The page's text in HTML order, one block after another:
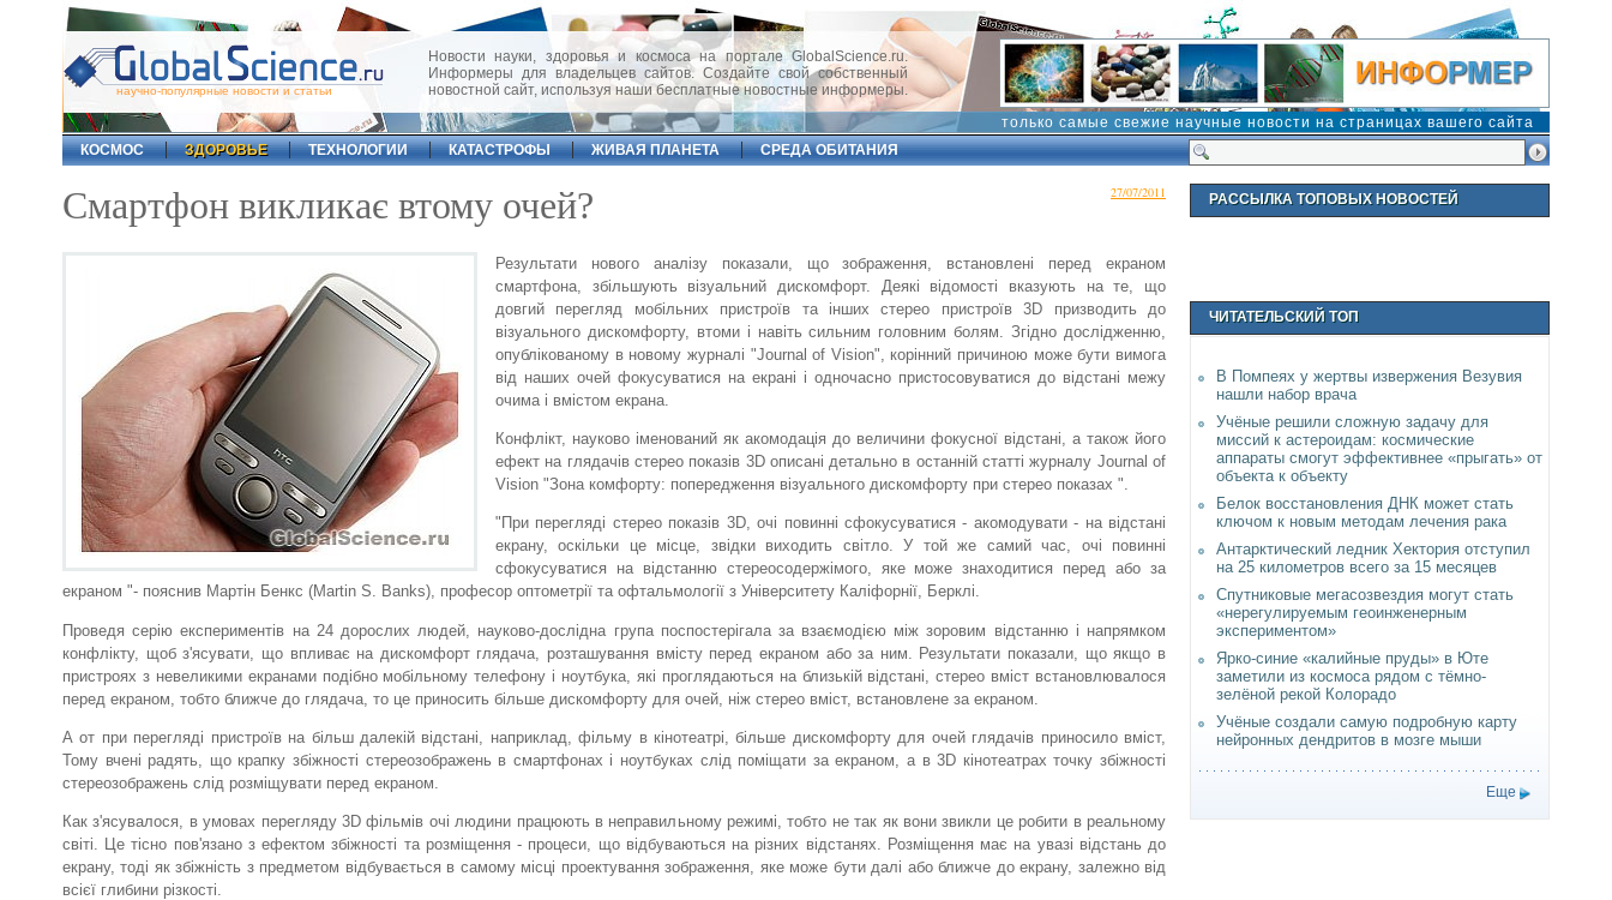
научно-популярные новости и статьи
Новости науки, здоровья и космоса на портале GlobalScience.ru.
Информеры для владельцев сайтов. Создайте свой собственный
новостной сайт, используя наши бесплатные новостные информеры.
только самые свежие научные новости на страницах вашего сайта
КОСМОС
ЗДОРОВЬЕ ТЕХНОЛОГИИ КАТАСТРОФЫ ЖИВАЯ ПЛАНЕТА СРЕДА ОБИТАНИЯ
27/07/2011
Смартфон викликає втому очей?
Результати нового аналізу показали, що зображення, встановлені перед екраном
смартфона, збільшують візуальний дискомфорт. Деякі відомості вказують на те, що
довгий перегляд мобільних пристроїв та інших стерео пристроїв 3D призводить до
візуального дискомфорту, втоми і навіть сильним головним болям. Згідно дослідженню,
опублікованому в новому журналі "Journal of Vision", корінний причиною може бути вимога
від наших очей фокусуватися на екрані і одночасно пристосовуватися до відстані межу
очима і вмістом екрана.
Конфлікт, науково іменований як акомодація до величини фокусної відстані, а також його
ефект на глядачів стерео показів 3D описані детально в останній статті журналу Journal of
Vision "Зона комфорту: попередження візуального дискомфорту при стерео показах ".
"При перегляді стерео показів 3D, очі повинні сфокусуватися - акомодувати - на відстані
екрану, оскільки це місце, звідки виходить світло. У той же самий час, очі повинні
сфокусуватися на відстанню стереосодержімого, яке може знаходитися перед або за
екраном "- пояснив Мартін Бенкс (Martin S. Banks), професор оптометрії та офтальмології з Університету Каліфорнії, Берклі.
Проведя серію експериментів на 24 дорослих людей, науково-дослідна група поспостерігала за взаємодією між зоровим відстанню і напрямком
конфлікту, щоб з'ясувати, що впливає на дискомфорт глядача, розташування вмісту перед екраном або за ним. Результати показали, що якщо в
пристроях з невеликими екранами подібно мобільному телефону і ноутбука, які проглядаються на близькій відстані, стерео вміст встановлювалося
перед екраном, тобто ближче до глядача, то це приносить більше дискомфорту для очей, ніж стерео вміст, встановлене за екраном.
А от при перегляді пристроїв на більш далекій відстані, наприклад, фільму в кінотеатрі, більше дискомфорту для очей глядачів приносило вміст,
Тому вчені радять, що крапку збіжності стереозображень в смартфонах і ноутбуках слід поміщати за екраном, а в 3D кінотеатрах точку збіжності
стереозображень слід розміщувати перед екраном.
Как з'ясувалося, в умовах перегляду 3D фільмів очі людини працюють в неправильному режимі, тобто не так як вони звикли це робити в реальному
світі. Це тісно пов'язано з ефектом збіжності та розміщення - процеси, що відбуваються на різних відстанях. Розміщення має на увазі відстань до
екрану, тоді як збіжність з предметом відбувається в самому місці проектування зображення, яке може бути далі або ближче до екрану, залежно від
всієї глибини різкості.
РАССЫЛКА ТОПОВЫХ НОВОСТЕЙ
ЧИТАТЕЛЬСКИЙ ТОП
В Помпеях у жертвы извержения Везувия
нашли набор врача
Учёные решили сложную задачу для
миссий к астероидам: космические
аппараты смогут эффективнее «прыгать» от
объекта к объекту
Белок восстановления ДНК может стать
ключом к новым методам лечения рака
Антарктический ледник Хектория отступил
на 25 километров всего за 15 месяцев
Спутниковые мегасозвездия могут стать
«нерегулируемым геоинженерным
экспериментом»
Ярко-синие «калийные пруды» в Юте
заметили из космоса рядом с тёмно-
зелёной рекой Колорадо
Учёные создали самую подробную карту
нейронных дендритов в мозге мыши
Еще